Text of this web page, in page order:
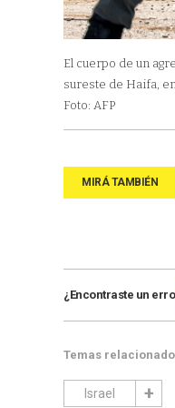
El cuerpo de un
sureste de Haifa,
Foto: AFP
¿Encontraste un
Temas
Israel